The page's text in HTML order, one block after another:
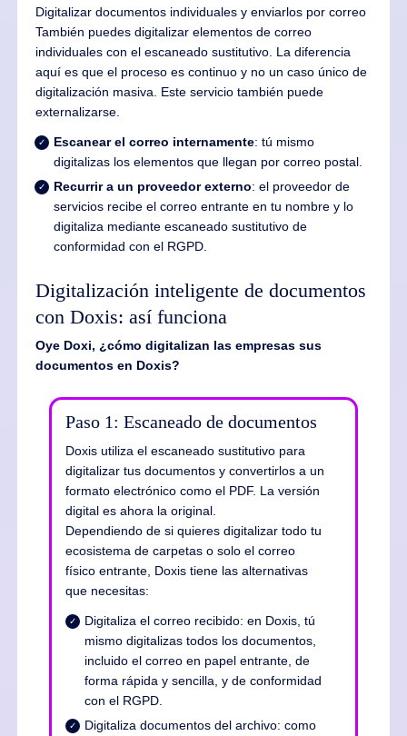
Digitalizar documentos individuales y enviarlos por correo
También puedes digitalizar elementos de correo
individuales con el escaneado sustitutivo. La diferencia
aquí es que el proceso es continuo y no un caso único de
digitalización masiva. Este servicio también puede
externalizarse.
Escanear el correo internamente: tú mismo
digitalizas los elementos que llegan por correo postal.
Recurrir a un proveedor externo: el proveedor de
servicios recibe el correo entrante en tu nombre y lo
digitaliza mediante escaneado sustitutivo de
conformidad con el RGPD.
Digitalización inteligente de documentos
con Doxis: así funciona
Oye Doxi, ¿cómo digitalizan las empresas sus
documentos en Doxis?
Paso 1: Escaneado de documentos
Doxis utiliza el escaneado sustitutivo para
digitalizar tus documentos y convertirlos a un
formato electrónico como el PDF. La versión
digital es ahora la original.
Dependiendo de si quieres digitalizar todo tu
ecosistema de carpetas o solo el correo
físico entrante, Doxis tiene las alternativas
que necesitas:
Digitaliza el correo recibido: en Doxis, tú
mismo digitalizas todos los documentos,
incluido el correo en papel entrante, de
forma rápida y sencilla, y de conformidad
con el RGPD.
Digitaliza documentos del archivo: como